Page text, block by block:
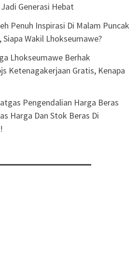
Jadi Generasi Hebat
Penuh Inspirasi Di Malam Puncak
Siapa Wakil Lhokseumawe?
Lhokseumawe Berhak
Ketenagakerjaan Gratis, Kenapa
Pengendalian Harga Beras
Harga Dan Stok Beras Di